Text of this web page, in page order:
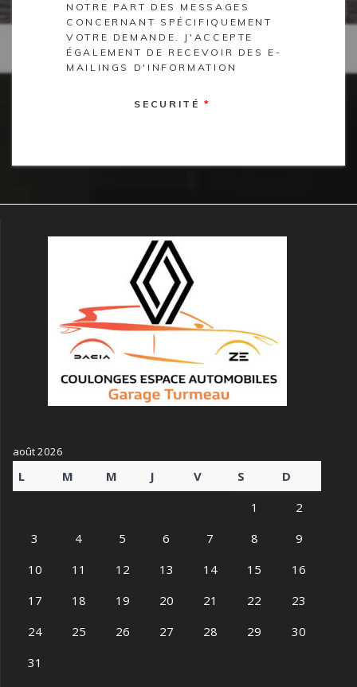
NOTRE PART DES MESSAGES
CONCERNANT SPÉCIFIQUEMENT
VOTRE DEMANDE. J'ACCEPTE
ÉGALEMENT DE RECEVOIR DES E-
MAILINGS D'INFORMATION
SECURITÉ *
août 2026
L M M J V S
D
1
2
3
4 5 6 7 8
9
10
11 12 13 14 15
16
17
18 19 20 21 22
23
24
25 26 27 28 29
30
31